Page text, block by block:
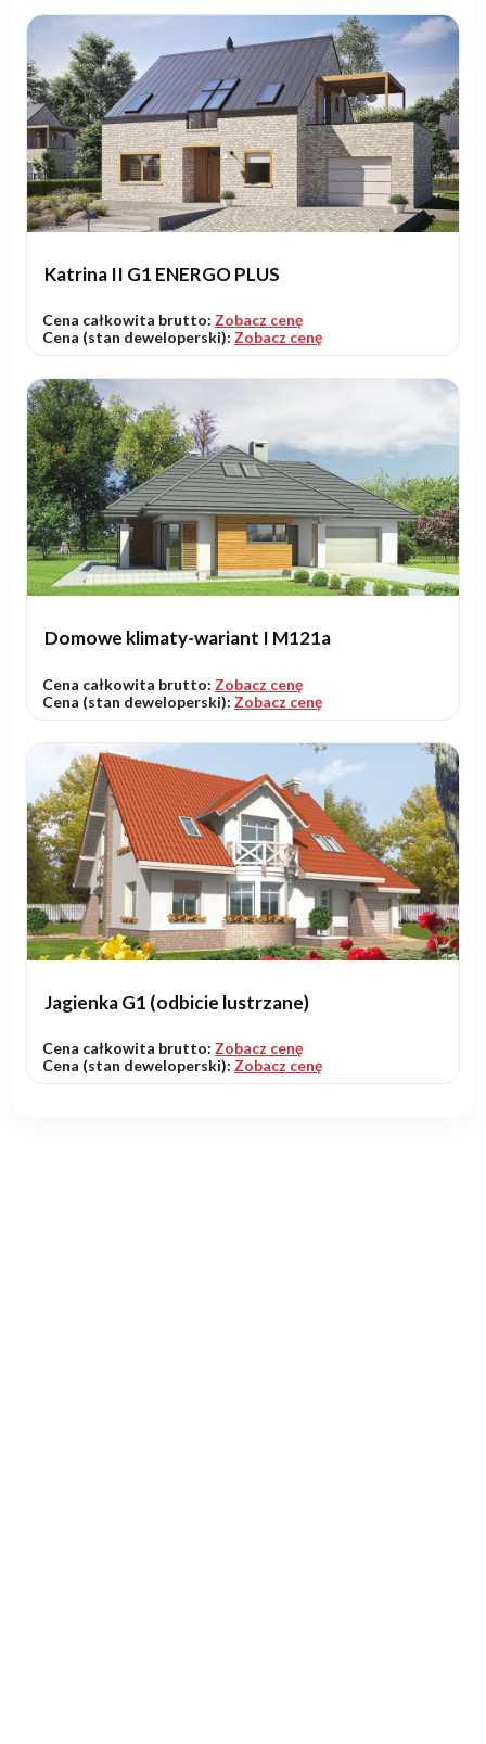
Katrina II G1 ENERGO PLUS
Cena całkowita brutto: Zobacz cenę
Cena (stan deweloperski): Zobacz cenę
Domowe klimaty-wariant I M121a
Cena całkowita brutto: Zobacz cenę
Cena (stan deweloperski): Zobacz cenę
Jagienka G1 (odbicie lustrzane)
Cena całkowita brutto: Zobacz cenę
Cena (stan deweloperski): Zobacz cenę